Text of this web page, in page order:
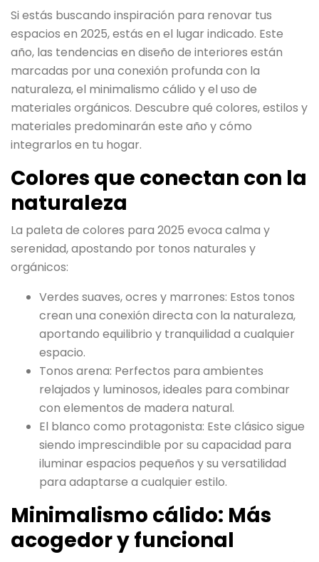
Si estás buscando inspiración para renovar tus
espacios en 2025, estás en el lugar indicado. Este
año, las tendencias en diseño de interiores están
marcadas por una conexión profunda con la
naturaleza, el minimalismo cálido y el uso de
materiales orgánicos. Descubre qué colores, estilos y
materiales predominarán este año y cómo
integrarlos en tu hogar.
Colores que conectan con la
naturaleza
La paleta de colores para 2025 evoca calma y
serenidad, apostando por tonos naturales y
orgánicos:
Verdes suaves, ocres y marrones: Estos tonos
crean una conexión directa con la naturaleza,
aportando equilibrio y tranquilidad a cualquier
espacio.
Tonos arena: Perfectos para ambientes
relajados y luminosos, ideales para combinar
con elementos de madera natural.
El blanco como protagonista: Este clásico sigue
siendo imprescindible por su capacidad para
iluminar espacios pequeños y su versatilidad
para adaptarse a cualquier estilo.
Minimalismo cálido: Más
acogedor y funcional